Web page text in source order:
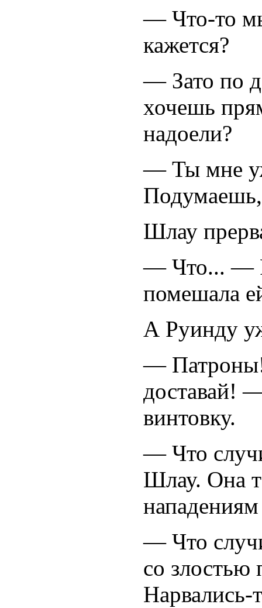
— Что-то
кажется?
— Зато по
хочешь
надоели?
— Ты мне
Подумаешь,
Шлау
— Что... —
помешала
А Руинду
—
доставай!
винтовку.
— Что
Шлау. Она
— Что
со
Нарвались-